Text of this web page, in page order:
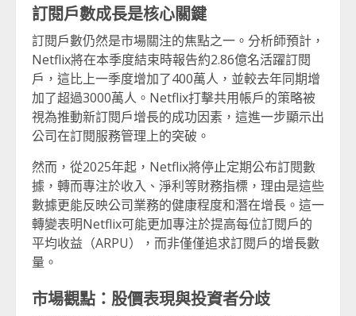
訂閱戶數成長是核心關鍵
訂閱戶數仍然是市場關注的焦點之一。分析師預計，
Netflix將在本季度結束時報告約2.86億名活躍訂閱
戶，這比上一季度增加了400萬人，並較去年同期增
加了超過3000萬人。Netflix打擊共用帳戶的策略被
視為推動新訂閱戶增長的成功因素，這進一步顯示出
公司在訂閱服務管理上的突破。
然而，從2025年起，Netflix將停止定期公布訂閱數
據，轉而專注於收入、淨利等財務指標，理由是這些
數據更能反映公司業務的健康程度和潛在增長。這一
轉變表明Netflix可能更加專注於提高每位訂閱戶的
平均收益（ARPU），而非僅僅追求訂閱戶的增長數
量。
市場觀點：股價表現與投資者分歧